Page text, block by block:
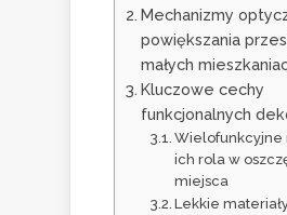
Mechanizmy
powiększania
małych
Kluczowe cechy
funkcjonalnych
Wielofunkcyjne
ich rola w
miejsca
Lekkie